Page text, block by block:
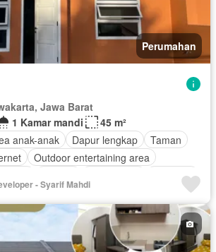
Perumahan
Jawa Barat
1 Kamar mandi
45 m²
anak-anak Dapur lengkap
Taman
Outdoor entertaining area
Halaman
- Syarif Mahdi